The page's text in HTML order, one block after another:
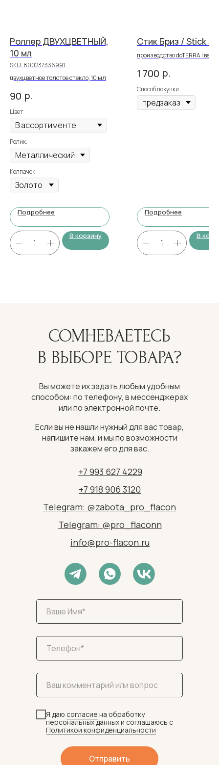
Роллер ДВУХЦВЕТНЫЙ,
10 мл
SKU:800237336991
двухцветное толстое стекло, 10 мл
90 р.
Цвет
Ролик.
Колпачок
Подробнее
В корзину
Стик Бриз / Stick
производство doTERRA | вес
1 700 р.
Способ покупки
Подробнее
В
СОМНЕВАЕТЕСЬ
В ВЫБОРЕ ТОВАРА?
+7 993 627 4229
+7 918 906 3120
Telegram: @zabota_pro_flacon
Telegram: @pro_flaconn
info@pro-flacon.ru
Вы можете их задать любым удобным
способом: по телефону, в мессенджерах
или по электронной почте.
Я даю согласие на обработку
персональных данных и соглашаюсь c
Политикой конфиденциальности
Отправить
Если вы не нашли нужный для вас товар,
напишите нам, и мы по возможности
закажем его для вас.